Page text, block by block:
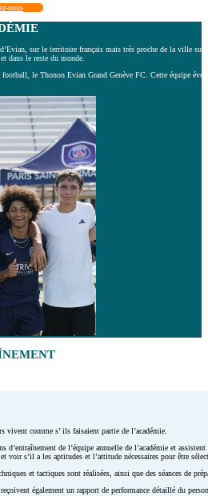
nous
sur le territoire français mais très proche de la ville
dans le reste du monde.
football, le Thonon Evian Grand Genève FC. Cette équipe
vivent comme s’ ils faisaient partie de l’académie.
d’entraînement de l’équipe annuelle de l’académie et
voir s’il a les aptitudes et l’attitude nécessaires pour être
et tactiques sont réalisées, ainsi que des séances de
également un rapport de performance détaillé du